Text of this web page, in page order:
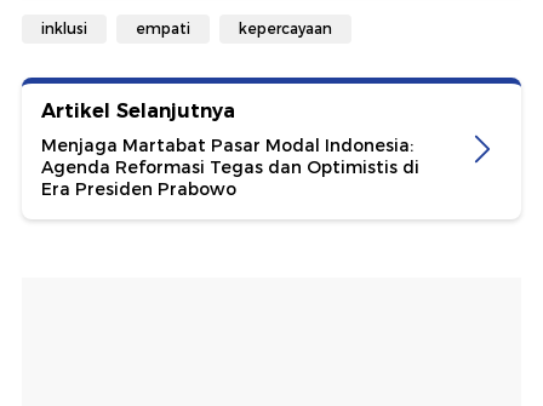
inklusi empati kepercayaan
Artikel Selanjutnya
Menjaga Martabat Pasar Modal Indonesia:
Agenda Reformasi Tegas dan Optimistis di
Era Presiden Prabowo